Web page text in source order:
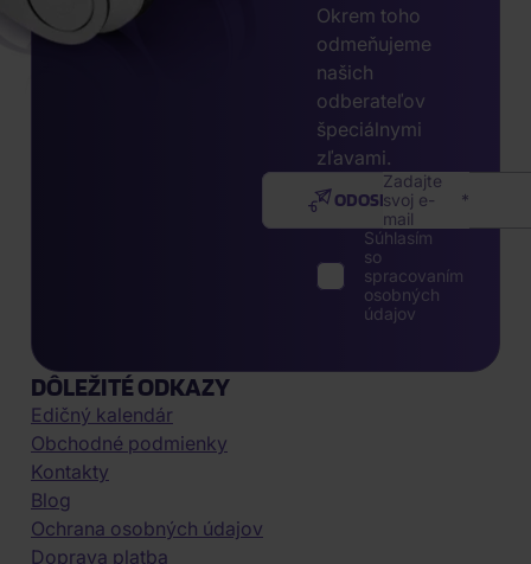
Okrem toho
odmeňujeme
našich
odberateľov
špeciálnymi
zľavami.
Zadajte
svoj e-
mail
ODOSLAŤ
Súhlasím
so
spracovaním
osobných
údajov
DÔLEŽITÉ ODKAZY
Edičný kalendár
Obchodné podmienky
Kontakty
Blog
Ochrana osobných údajov
Doprava platba